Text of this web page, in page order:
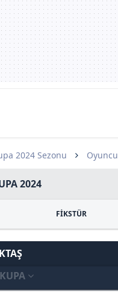
2024 Sezonu Oyuncu
2024
FİKSTÜR